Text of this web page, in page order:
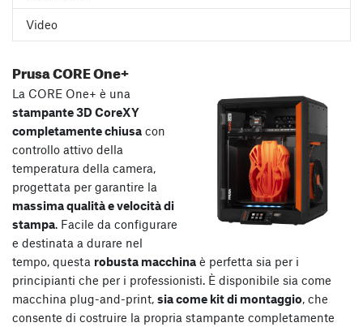
Video
Prusa CORE One+
La CORE One+ è una
stampante 3D CoreXY
completamente chiusa con
controllo attivo della
temperatura della camera,
progettata per garantire la
massima qualità e velocità di
stampa . Facile da configurare
e destinata a durare nel
tempo, questa robusta macchina è perfetta sia per i
principianti che per i professionisti. È disponibile sia come
macchina plug-and-print, sia come kit di montaggio , che
consente di costruire la propria stampante completamente